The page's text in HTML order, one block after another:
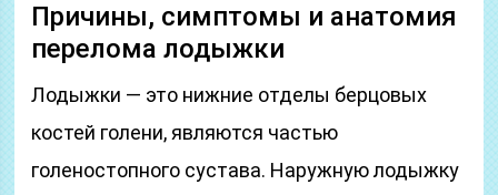
Причины, симптомы и анатомия
перелома лодыжки
Лодыжки — это нижние отделы берцовых
костей голени, являются частью
голеностопного сустава. Наружную лодыжку